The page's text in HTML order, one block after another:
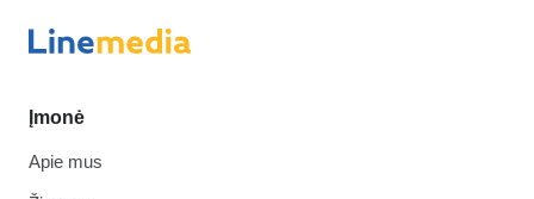
Įmonė
Apie mus